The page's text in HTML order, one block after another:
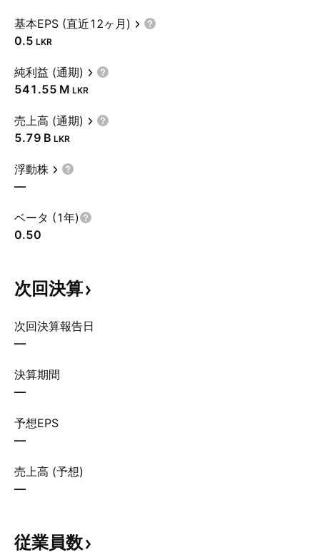
基本EPS (直近12ヶ月)
0.5 LKR
純利益 (通期)
‪541.55 M‬ LKR
売上高 (通期)
‪5.79 B‬ LKR
浮動株
—
ベータ (1年)
0.50
次回決算
次回決算報告日
—
決算期間
—
予想EPS
—
売上高 (予想)
—
従業員数